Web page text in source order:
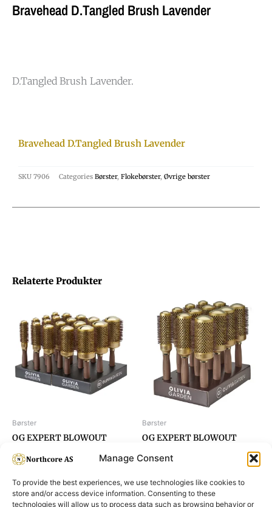
Manage Consent
To provide the best experiences, we use technologies like cookies to
store and/or access device information. Consenting to these
technologies will allow us to process data such as browsing behavior or
Bravehead D.Tangled Brush Lavender
D.Tangled Brush Lavender.
Relaterte Produkter
Børster
OG EXPERT BLOWOUT
SHINE G&B DISPLAY 18-PCS
Børster
OG EXPERT BLOWOUT
SHINE G&B DISPLAY, 12-PCS
Bravehead D.Tangled Brush Lavender
SKU 7906 Categories Børster, Flokebørster, Øvrige børster